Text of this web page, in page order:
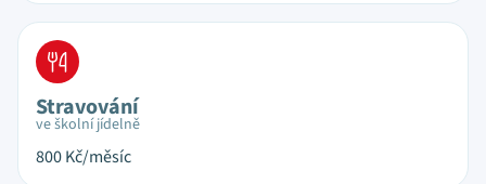
Stravování
ve školní jídelně
800Kč/měsíc